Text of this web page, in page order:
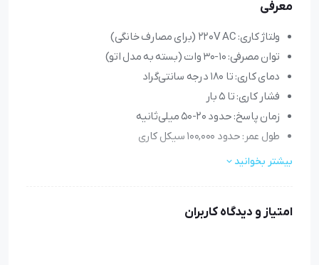
معرفی
ولتاژ کاری: 220V AC (برای مصارف خانگی)
توان مصرفی: 10-30 وات (بسته به مدل اتو)
دمای کاری: تا 180 درجه سانتی‌گراد
فشار کاری: تا 5 بار
زمان پاسخ: حدود 20-50 میلی‌ثانیه
طول عمر: حدود 100,000 سیکل کاری
بوبین شیر برقی یکی ازقطعات کلیدی
بیشتر بخوانید
امتیاز و دیدگاه کاربران